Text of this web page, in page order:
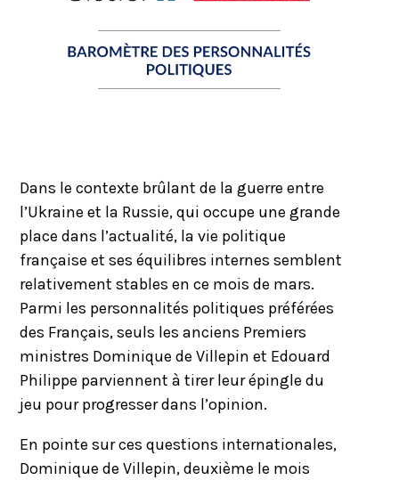
Dans le contexte brûlant de la guerre entre
l’Ukraine et la Russie, qui occupe une grande
place dans l’actualité, la vie politique
française et ses équilibres internes semblent
relativement stables en ce mois de mars.
Parmi les personnalités politiques préférées
des Français, seuls les anciens Premiers
ministres Dominique de Villepin et Edouard
Philippe parviennent à tirer leur épingle du
jeu pour progresser dans l’opinion.
En pointe sur ces questions internationales,
Dominique de Villepin, deuxième le mois